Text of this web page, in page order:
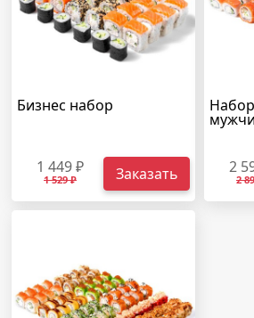
Бизнес набор
1 449 ₽
1 529 ₽ Заказать 2
2